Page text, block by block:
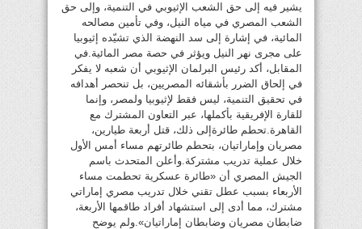
يشير فيه إلى حق الشعب الإثيوبي في التنمية، وإلى حق
الشعب المصري في مياه النيل، وفي تأمين مصالحه
المائية، في إشارة إلى سد النهضة الذي تشيّده إثيوبيا
على مجرى نهر النيل ويؤثر في حصة مصر المائية.في
المقابل، أكد رئيس البرلمان الإثيوبي أن شعبه لا يفكر
في إلحاق الضرر بأشقائه المصريين، بل تنحصر أهدافه
في تحقيق التنمية، ليس فقط لإثيوبيا ولمصر، وإنما
للقارة الإفريقية بأكملها، عبر التعاون المشترك مع
القاهرة.تحطم طائرةإلى ذلك، قتل أربعة طيارين،
مصريان وإماراتيان، بتحطم طائرتهم مساء أمس الأول
خلال عملية تدريب مشتركة.وأعلن المتحدث باسم
الجيش المصري أن «طائرة عسكرية تحطمت مساء
الأربعاء بسبب عطل تقني خلال تدريب مصري إماراتي
مشترك، مما أدى إلى استشهاد أفراد طاقمها الأربعة،
ضابطان مصريان وضابطان إماراتيان».ولم يوضح